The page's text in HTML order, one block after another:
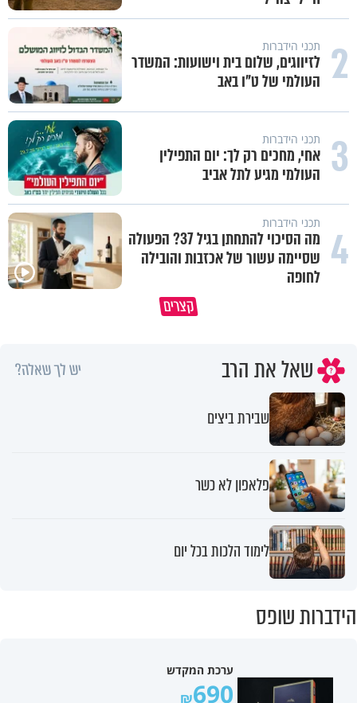
2 תכני הידברות
לזיווגים, שלום בית וישועות: המשדר
העולמי של ט"ו באב
3 תכני הידברות
אחי, מחכים רק לך: יום התפילין
העולמי מגיע לתל אביב
4 תכני הידברות
מה הסיכוי להתחתן בגיל 37? הפעולה
שסיימה עשור של אכזבות והובילה
לחופה
קצרים
שאל את הרב יש לך שאלה?
שבירת ביצים
פלאפון לא כשר
לימוד הלכות בכל יום
הידברות שופס
ערכת המקדש
690